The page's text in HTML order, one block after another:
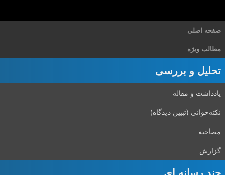
صفحه اصلی
مطالب ویژه
تحلیل و بررسی
یادداشت و مقاله
نکته‌خوانی (تبیین دیدگاه)
مصاحبه
گزارش